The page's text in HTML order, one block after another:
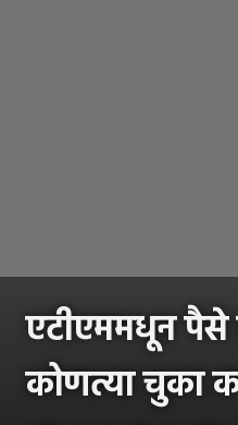
एटीएममधून पैसे
कोणत्या चुका